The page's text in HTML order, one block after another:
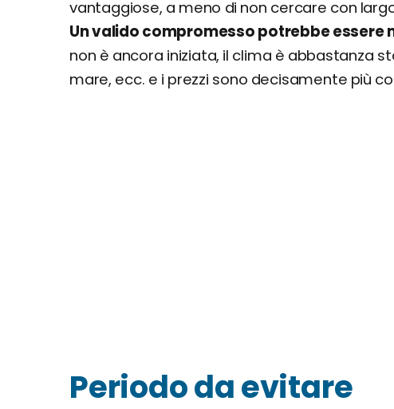
vantaggiose, a meno di non cercare con
Un valido compromesso potrebbe essere
non è ancora iniziata, il clima è abbastanza
mare, ecc. e i prezzi sono decisamente più
Periodo da evitare